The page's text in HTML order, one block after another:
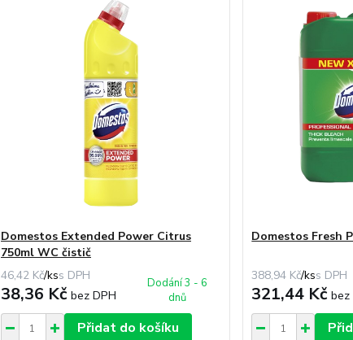
Domestos Extended Power Citrus
750ml WC čistič
46,42 Kč/ks
38,36 Kč bez DPH
Dodání 3 - 6
dnů
Přidat do košíku
Domestos Fresh
388,94 Kč/ks
321,44 Kčbez